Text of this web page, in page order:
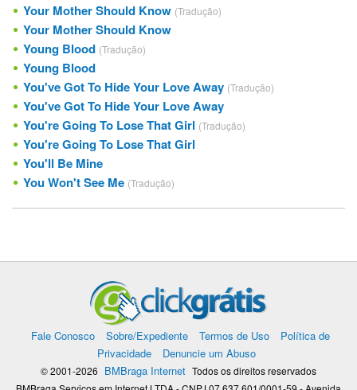
Your Mother Should Know (Tradução)
Your Mother Should Know
Young Blood (Tradução)
Young Blood
You've Got To Hide Your Love Away (Tradução)
You've Got To Hide Your Love Away
You're Going To Lose That Girl (Tradução)
You're Going To Lose That Girl
You'll Be Mine
You Won't See Me (Tradução)
Fale Conosco Sobre/Expediente Termos de Uso
Política de
Privacidade
Denuncie um Abuso
© 2001-2026 BMBraga Internet Todos os direitos reservados